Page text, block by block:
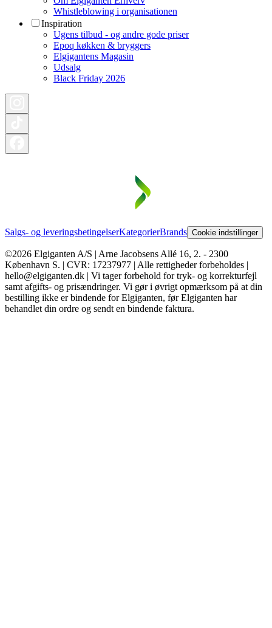
Whistleblowing i organisationen
Inspiration
Ugens tilbud - og andre gode priser
Epoq køkken & bryggers
Elgigantens Magasin
Udsalg
Black Friday 2026
Salgs- og leveringsbetingelserKategorierBrands Cookie indstillinger
©2026 Elgiganten A/S | Arne Jacobsens Allé 16, 2. - 2300
København S. | CVR: 17237977 | Alle rettigheder forbeholdes |
hello@elgiganten.dk | Vi tager forbehold for tryk- og korrekturfejl
samt afgifts- og prisændringer. Vi gør i øvrigt opmærksom på at din
bestilling ikke er bindende for Elgiganten, før Elgiganten har
behandlet din ordre og sendt en bindende faktura.